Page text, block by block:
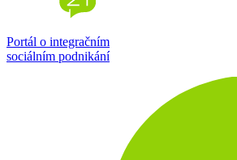
Portál o integračním
sociálním podnikání